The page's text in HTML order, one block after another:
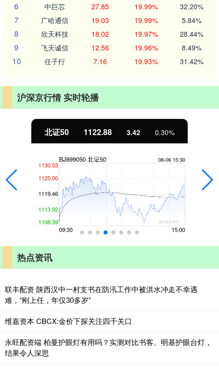
6 中巨芯 27.85 19.99% 32.20%
7 广哈通信 19.03 19.99% 5.84%
8 欣天科技 18.02 19.97% 28.44%
9 飞天诚信 12.56 19.96% 8.49%
10 任子行 7.16 19.93% 31.42%
沪深京行情 实时轮播
北证50 1122.88 3.42 0.30%
热点资讯
联丰配资 陕西汉中一村支书在防汛工作中被洪水冲走不幸遇
难，“刚上任，年仅30多岁”
维嘉资本 CBCX:金价下探关注四千关口
永旺配资端 柏曼护眼灯有用吗？实测对比书客、明基护眼台灯，
结果令人深思